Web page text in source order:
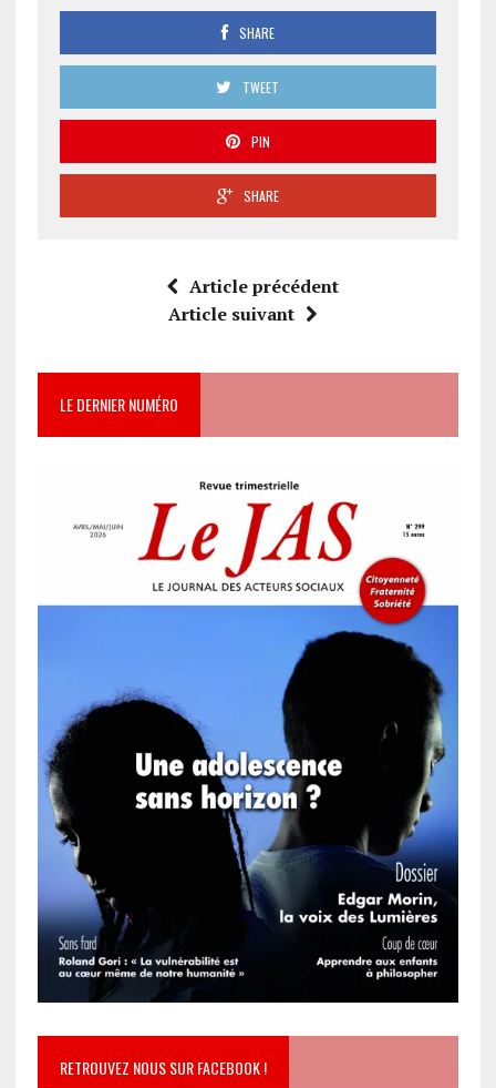
SHARE
TWEET
PIN
SHARE
Article précédent
Article suivant
LE DERNIER NUMÉRO
RETROUVEZ NOUS SUR FACEBOOK !